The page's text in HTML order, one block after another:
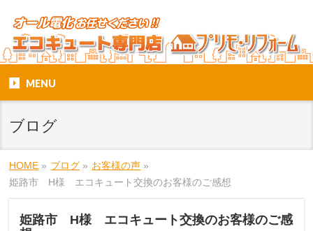
MENU
ブログ
HOME » ブログ » お客様の声 »
姫路市 H様 エコキュート交換のお客様のご感想
姫路市 H様 エコキュート交換のお客様のご感